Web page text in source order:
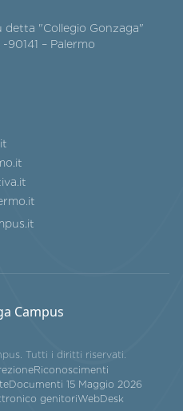
detta "Collegio Gonzaga"
– Palermo
Tutti i diritti riservati.
Riconoscimenti
Documenti 15 Maggio 2026
genitoriWebDesk